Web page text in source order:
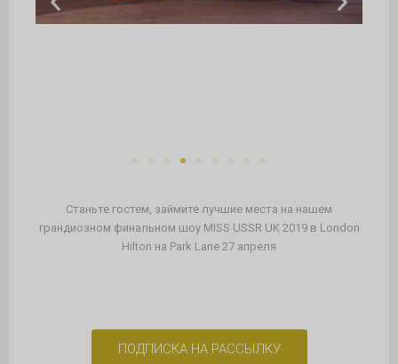
Станьте гостем, займите лучшие места на нашем
грандиозном финальном шоу MISS USSR UK 2019 в London
Hilton на Park Lane 27 апреля
ПОДПИСКА НА РАССЫЛКУ